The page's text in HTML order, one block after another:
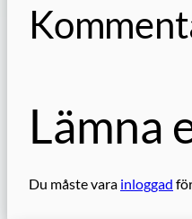
Lämna
Du måste vara inloggad